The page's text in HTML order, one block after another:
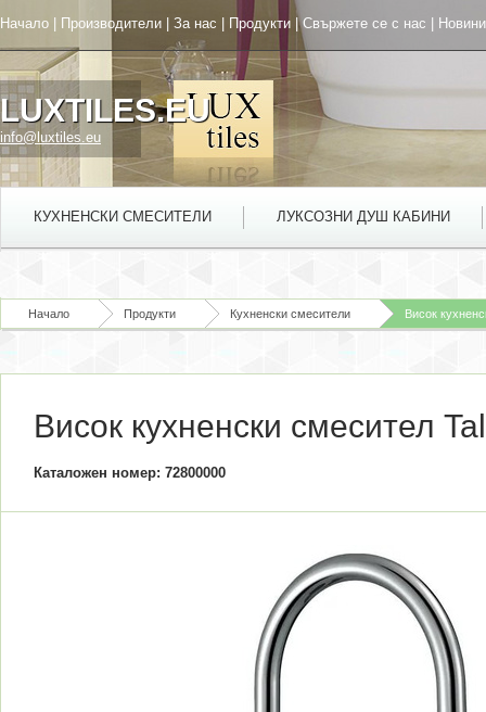
Начало Производители За нас Продукти |Свържете се с нас Новини
LUXTILES.EU
info@luxtiles.eu
КУХНЕНСКИ СМЕСИТЕЛИ ЛУКСОЗНИ ДУШ КАБИНИ
Начало Продукти Кухненски смесители Висок
Висок кухненски смесител
Каталожен номер: 72800000